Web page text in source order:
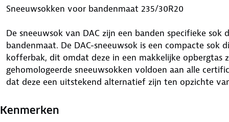
Sneeuwsokken voor bandenmaat 235/30R20
De sneeuwsok van DAC zijn een banden specifieke
bandenmaat. De DAC-sneeuwsok is een compacte sok
kofferbak, dit omdat deze in een makkelijke opbergtas
gehomologeerde sneeuwsokken voldoen aan alle
dat deze een uitstekend alternatief zijn ten opzichte
Kenmerken